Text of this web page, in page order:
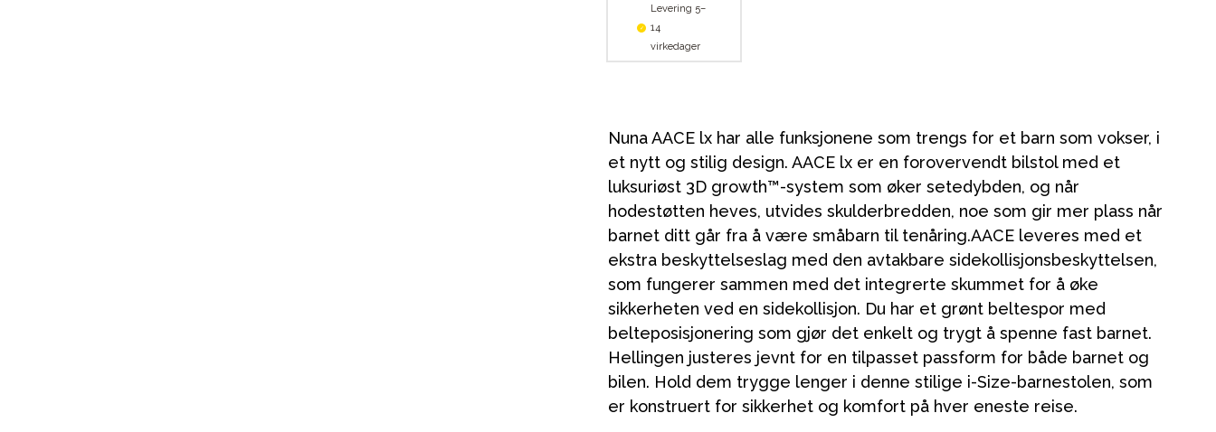
Levering 5–
14
virkedager
Nuna AACE lx har alle funksjonene som trengs for et barn som vokser, i
et nytt og stilig design. AACE lx er en forovervendt bilstol med et
luksuriøst 3D growth™-system som øker setedybden, og når
hodestøtten heves, utvides skulderbredden, noe som gir mer plass når
barnet ditt går fra å være småbarn til tenåring.AACE leveres med et
ekstra beskyttelseslag med den avtakbare sidekollisjonsbeskyttelsen,
som fungerer sammen med det integrerte skummet for å øke
sikkerheten ved en sidekollisjon. Du har et grønt beltespor med
belteposisjonering som gjør det enkelt og trygt å spenne fast barnet.
Hellingen justeres jevnt for en tilpasset passform for både barnet og
bilen. Hold dem trygge lenger i denne stilige i-Size-barnestolen, som
er konstruert for sikkerhet og komfort på hver eneste reise.